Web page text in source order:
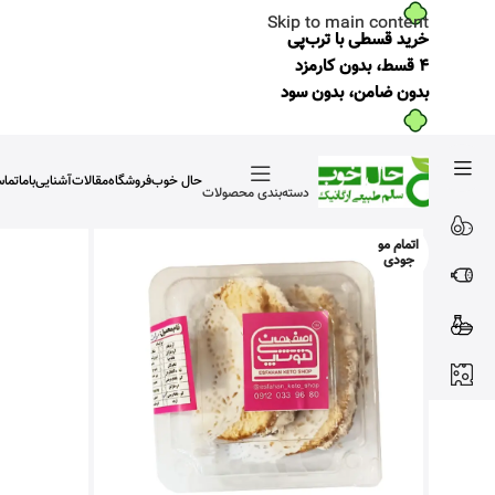
خرید قسطی با ترب‌پی
۴ قسط، بدون کارمزد
بدون ضامن، بدون سود
Skip to main content
دسته‌بندی محصولات
حال خوبفروشگاهمقالاتآشنایی‌باما
اتمام مو
جودی